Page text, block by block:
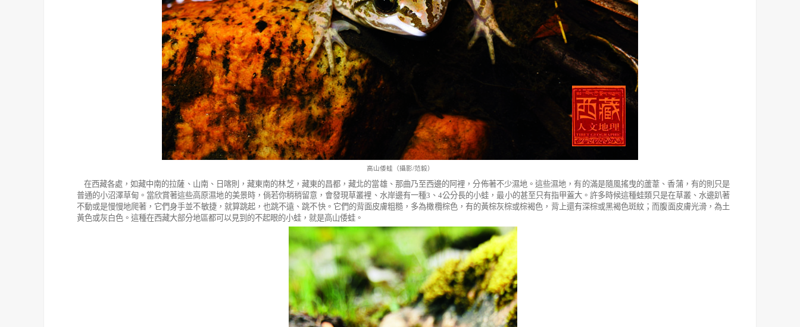
高山倭蛙（攝影/范毅）
在西藏各處，如藏中南的拉薩、山南、日喀則，藏東南的林芝，藏東的昌都，藏北的當雄、那曲乃至西邊的阿裡，分佈著不少濕地。這些濕地，有的滿是隨風搖曳的蘆葦、香蒲，有的則只是
普通的小沼澤草甸。當欣賞著這些高原濕地的美景時，倘若你稍稍留意，會發現草叢裡、水岸邊有一種3 、4公分長的小蛙，最小的甚至只有指甲蓋大。許多時候這種蛙類只是在草叢、水邊趴著
不動或是慢慢地爬著，它們身手並不敏捷，就算跳起，也跳不遠、跳不快。它們的背面皮膚粗糙，多為橄欖棕色，有的黃棕灰棕或棕褐色，背上還有深棕或黑褐色斑紋；而腹面皮膚光滑，為土
黃色或灰白色。這種在西藏大部分地區都可以見到的不起眼的小蛙，就是高山倭蛙。